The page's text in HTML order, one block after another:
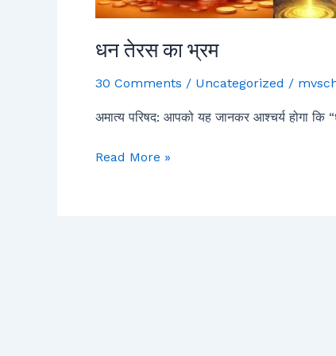
धन तेरस का भ्रम
30 Comments / Uncategorized /
अमात्य परिषद: आपको यह जानकर आश्चर्य होगा
Read More »